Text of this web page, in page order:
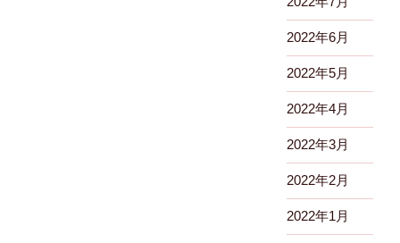
2022年6月
2022年5月
2022年4月
2022年3月
2022年2月
2022年1月